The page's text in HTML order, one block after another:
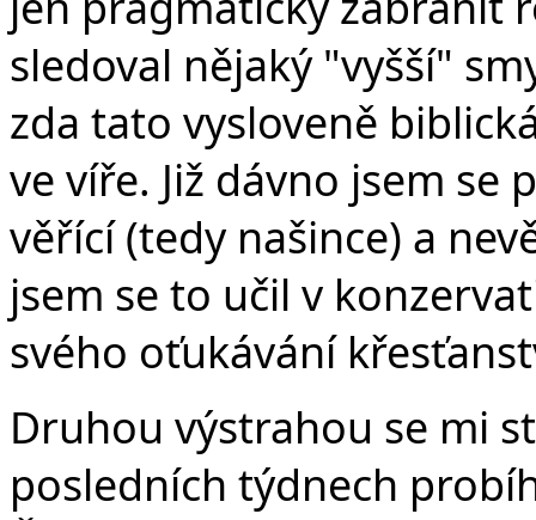
sledoval nějaký "vyšší"
zda tato vysloveně
ve víře. Již dávno jsem se
věřící (tedy našince) a
jsem se to učil v
svého oťukávání
Druhou výstrahou se mi
posledních týdnech